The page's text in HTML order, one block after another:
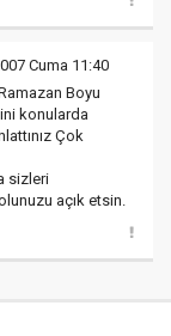
Cuma 11:40
Boyu
konularda
Çok
sizleri
açık etsin.